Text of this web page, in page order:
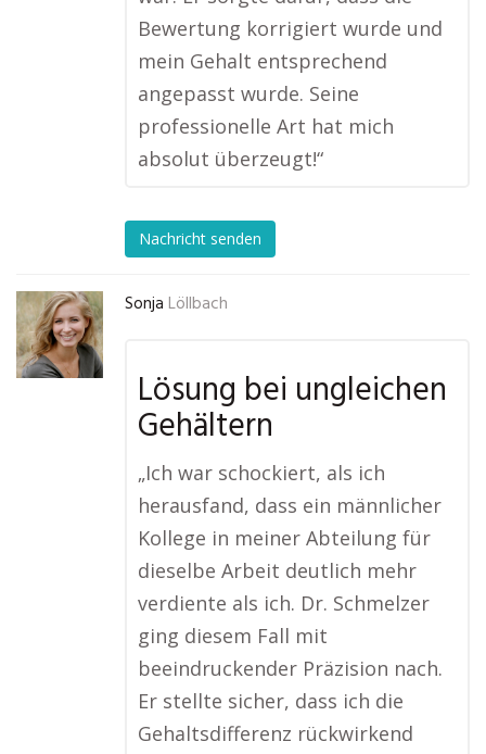
Bewertung korrigiert wurde und
mein Gehalt entsprechend
angepasst wurde. Seine
professionelle Art hat mich
absolut überzeugt!“
Nachricht senden
Sonja Löllbach
Lösung bei ungleichen
Gehältern
„Ich war schockiert, als ich
herausfand, dass ein männlicher
Kollege in meiner Abteilung für
dieselbe Arbeit deutlich mehr
verdiente als ich. Dr. Schmelzer
ging diesem Fall mit
beeindruckender Präzision nach.
Er stellte sicher, dass ich die
Gehaltsdifferenz rückwirkend